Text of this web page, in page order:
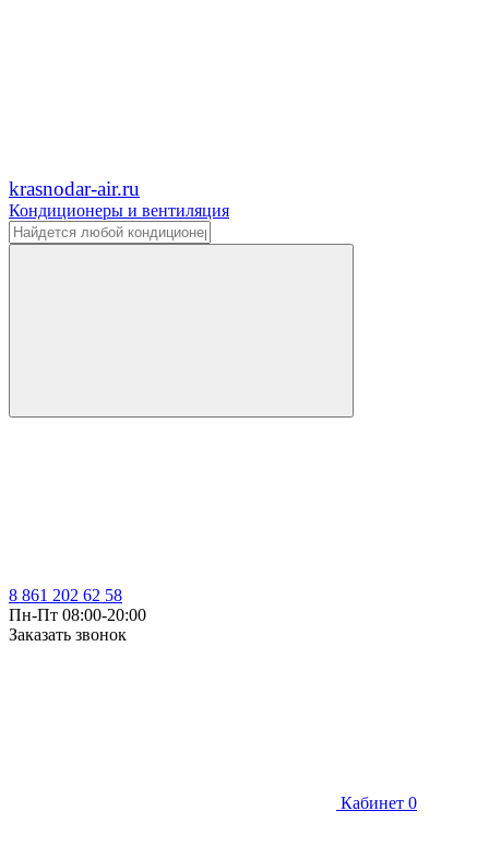
krasnodar-air.ru
Кондиционеры и вентиляция
8 861 202 62 58
Пн-Пт 08:00-20:00
Заказать звонок
Кабинет 0